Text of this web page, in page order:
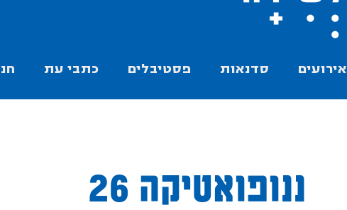
אירועים סדנאות פסטיבלים כתבי עת
ננופואטיקה 26